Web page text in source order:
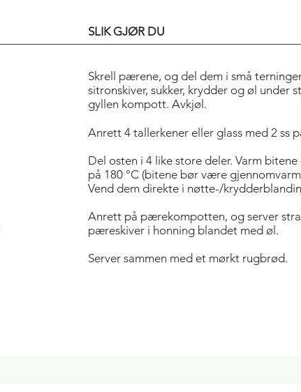
SLIK GJØR DU
Skrell pærene, og del dem i små
sitronskiver, sukker, krydder og øl under
gyllen kompott. Avkjøl.
Anrett 4 tallerkener eller glass med 2 ss
Del osten i 4 like store deler. Varm
på 180 °C (bitene bør være
Vend dem direkte i nøtte-/
Anrett på pærekompotten, og server
pæreskiver i honning blandet med øl.
Server sammen med et mørkt rugbrød.